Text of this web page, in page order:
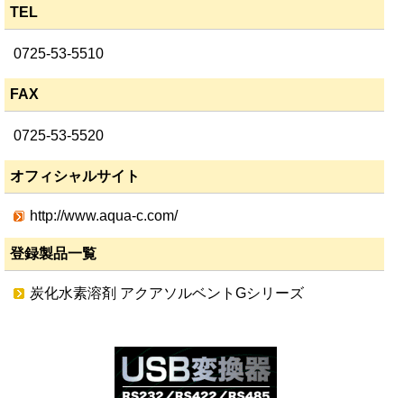
TEL
0725-53-5510
FAX
0725-53-5520
オフィシャルサイト
http://www.aqua-c.com/
登録製品一覧
炭化水素溶剤 アクアソルベントGシリーズ